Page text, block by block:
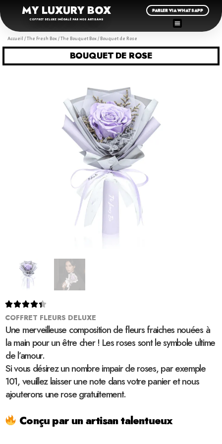
MY LUXURY BOX
COFFRET DELUXE INÉGALÉ PAR NOS ARTISANS
PARLER VIA WHATSAPP
Accueil /The Fresh Box/The Bouquet Box/ Bouquet de Rose
BOUQUET DE ROSE

COFFRET FLEURS DELUXE
Une merveilleuse composition de fleurs fraiches nouées à
la main pour un être cher ! Les roses sont le symbole ultime
de l’amour.
Si vous désirez un nombre impair de roses, par exemple
101, veuillez laisser une note dans votre panier et nous
ajouterons une rose gratuitement.
Conçu par un artisan talentueux